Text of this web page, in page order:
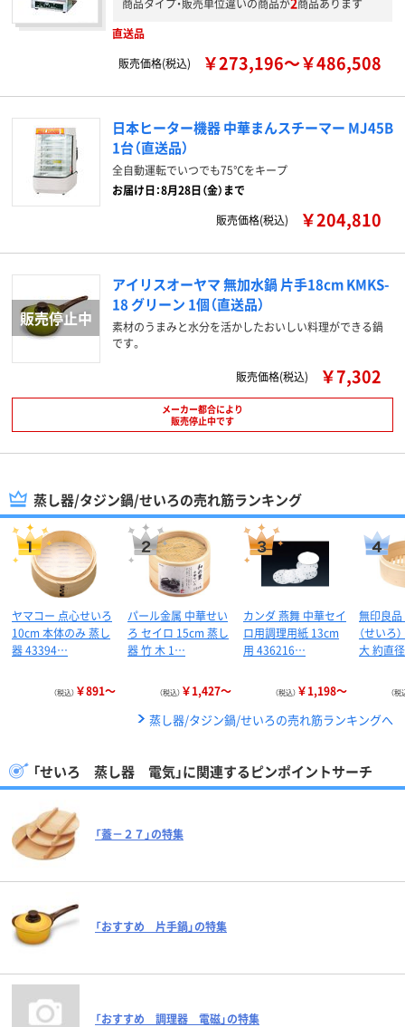
商品タイプ・販売単位違いの商品が 商品あります
直送品
販売価格(税込)
￥273,196～￥486,508
日本ヒーター機器 中華まんスチーマー MJ45B
1台（直送品）
全自動運転でいつでも75℃をキープ
お届け日：8月28日（金）まで
販売価格(税込)
￥204,810
アイリスオーヤマ 無加水鍋 片手18cm KMKS-
18 グリーン 1個（直送品）
素材のうまみと水分を活かしたおいしい料理ができる鍋
です。
販売価格(税込) ￥7,302
メーカー都合により
販売停止中です
蒸し器/タジン鍋/せいろの売れ筋ランキング
ヤマコー 点心せいろ
10cm 本体のみ 蒸し
器 43394…
（税込） ￥891～
パール金属 中華せい
ろ セイロ 15cm 蒸し
器 竹 木 1…
（税込） ￥1,427～
カンダ 燕舞 中華セイ
ロ用調理用紙 13cm
用 436216…
（税込） ￥1,198～
無印良
（せいろ
大 約直
（税
蒸し器/タジン鍋/せいろの売れ筋ランキングへ
「せいろ 蒸し器 電気」に関連するピンポイントサーチ
「蓋－２７」の特集
「おすすめ 片手鍋」の特集
「おすすめ 調理器 電磁」の特集